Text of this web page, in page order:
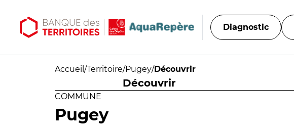
Diagnostic
Accueil /Territoire/Pugey/Découvrir
Découvrir
COMMUNE
Pugey